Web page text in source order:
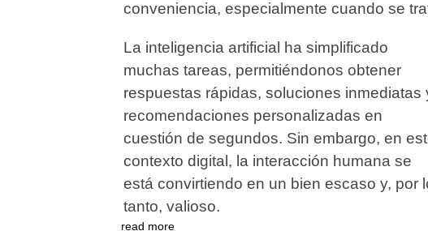
conveniencia, especialmente cuando se
La inteligencia artificial ha simplificado
muchas tareas, permitiéndonos obtener
respuestas rápidas, soluciones inmediatas
recomendaciones personalizadas en
cuestión de segundos. Sin embargo, en
contexto digital, la interacción humana se
está convirtiendo en un bien escaso y, por
tanto, valioso.
read more